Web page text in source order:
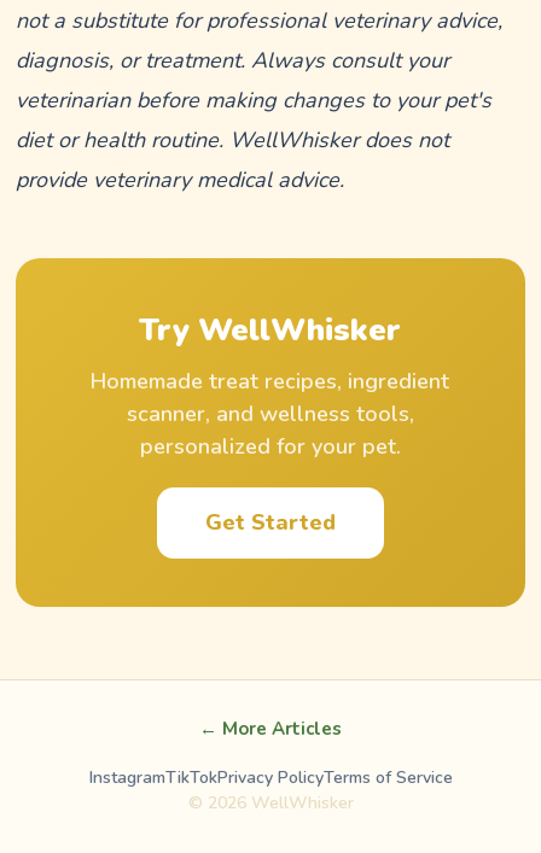
not a substitute for professional veterinary advice,
diagnosis, or treatment. Always consult your
veterinarian before making changes to your pet's
diet or health routine. WellWhisker does not
provide veterinary medical advice.
Try WellWhisker
Homemade treat recipes, ingredient
scanner, and wellness tools,
personalized for your pet.
Get Started
← More Articles
InstagramTikTokPrivacy PolicyTerms of Service
© 2026WellWhisker